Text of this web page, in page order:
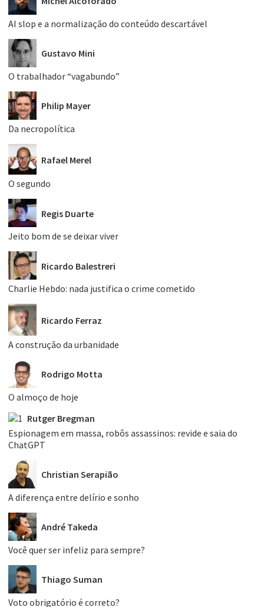
AI slop e a normalização do conteúdo descartável
Gustavo Mini
O trabalhador “vagabundo”
Philip Mayer
Da necropolítica
Rafael Merel
O segundo
Regis Duarte
Jeito bom de se deixar viver
Ricardo Balestreri
Charlie Hebdo: nada justifica o crime cometido
Ricardo Ferraz
A construção da urbanidade
Rodrigo Motta
O almoço de hoje
Rutger Bregman
Espionagem em massa, robôs assassinos: revide e saia do
ChatGPT
Christian Serapião
A diferença entre delírio e sonho
André Takeda
Você quer ser infeliz para sempre?
Thiago Suman
Voto obrigatório é correto?